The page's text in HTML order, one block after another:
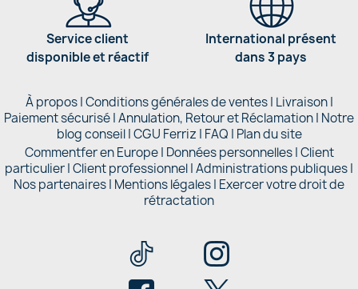
Service client
disponible et réactif
International présent
dans 3 pays
À propos|Conditions générales de ventes| Livraison|
Paiement sécurisé|Annulation, Retour et Réclamation| Notre
blog conseil|CGU Ferriz | FAQ | Plan du site
Commentfer en Europe| Données personnelles|Client
particulier|Client professionnel|Administrations publiques|
Nos partenaires | Mentions légales| Exercer votre droit de
rétractation